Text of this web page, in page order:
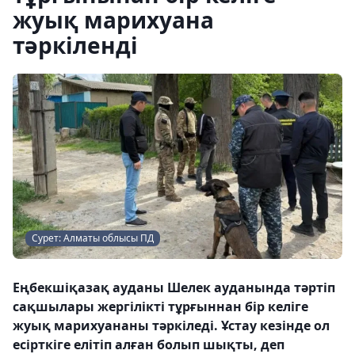
жуық марихуана
тәркіленді
Сурет: Алматы облысы ПД
Еңбекшіқазақ ауданы Шелек ауданында тәртіп
сақшылары жергілікті тұрғыннан бір келіге
жуық марихуананы тәркіледі. Ұстау кезінде ол
есірткіге елітіп алған болып шықты, деп